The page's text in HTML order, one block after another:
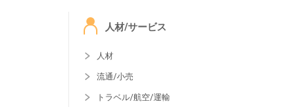
人材/サービス
人材
流通/小売
トラベル/航空/運輸